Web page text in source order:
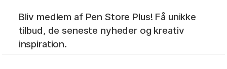
Bliv medlem af Pen Store Plus! Få unikke
tilbud, de seneste nyheder og kreativ
inspiration.